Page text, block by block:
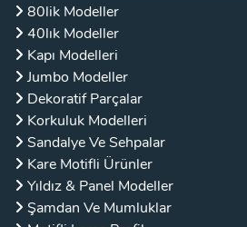
80lik Modeller
40lık Modeller
Kapı Modelleri
Jumbo Modeller
Dekoratif Parçalar
Korkuluk Modelleri
Sandalye Ve Sehpalar
Kare Motifli Ürünler
Yıldız & Panel Modeller
Şamdan Ve Mumluklar